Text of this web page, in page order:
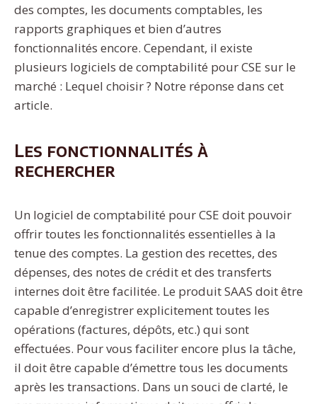
des comptes, les documents comptables, les
rapports graphiques et bien d’autres
fonctionnalités encore. Cependant, il existe
plusieurs logiciels de comptabilité pour CSE sur le
marché : Lequel choisir ? Notre réponse dans cet
article.
Les fonctionnalités à
rechercher
Un logiciel de comptabilité pour CSE doit pouvoir
offrir toutes les fonctionnalités essentielles à la
tenue des comptes. La gestion des recettes, des
dépenses, des notes de crédit et des transferts
internes doit être facilitée. Le produit SAAS doit être
capable d’enregistrer explicitement toutes les
opérations (factures, dépôts, etc.) qui sont
effectuées. Pour vous faciliter encore plus la tâche,
il doit être capable d’émettre tous les documents
après les transactions. Dans un souci de clarté, le